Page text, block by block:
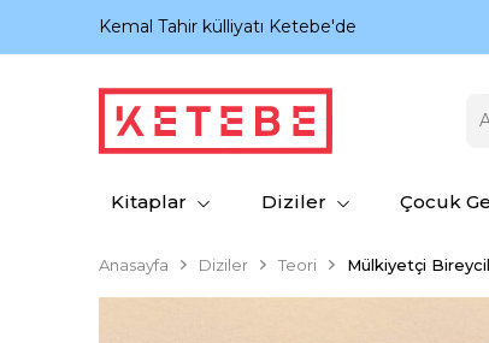
Kemal Tahir külliyatı Ketebe'de
Kitaplar Diziler Çocuk
Anasayfa Diziler Teori Mülkiyetçi